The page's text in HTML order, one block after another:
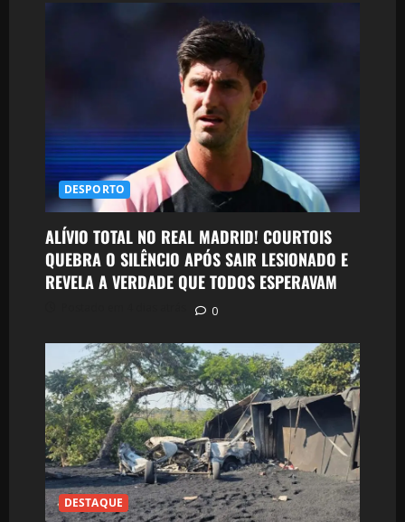
DESPORTO
ALÍVIO TOTAL NO REAL MADRID! COURTOIS
QUEBRA O SILÊNCIO APÓS SAIR LESIONADO E
REVELA A VERDADE QUE TODOS ESPERAVAM
0
DESTAQUE